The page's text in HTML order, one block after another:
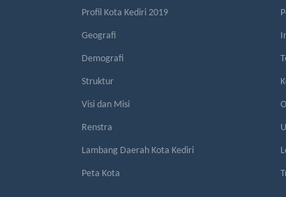
Profil Kota Kediri 2019
Geografi
Demografi
Struktur
Visi dan Misi
Renstra
Lambang Daerah Kota Kediri
Peta Kota